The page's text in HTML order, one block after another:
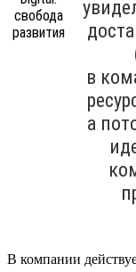
в
а
В компании